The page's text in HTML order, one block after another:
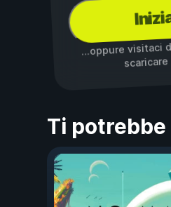
...oppure visitaci
Ti